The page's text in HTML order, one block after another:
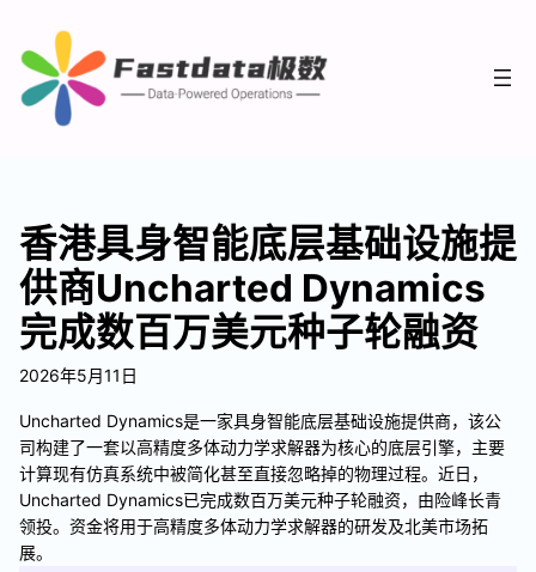
香港具身智能底层基础设施提
供商Uncharted Dynamics
完成数百万美元种子轮融资
2026年5月11日
Uncharted Dynamics是一家具身智能底层基础设施提供商，该公
司构建了一套以高精度多体动力学求解器为核心的底层引擎，主要
计算现有仿真系统中被简化甚至直接忽略掉的物理过程。近日，
Uncharted Dynamics已完成数百万美元种子轮融资，由险峰长青
领投。资金将用于高精度多体动力学求解器的研发及北美市场拓
展。